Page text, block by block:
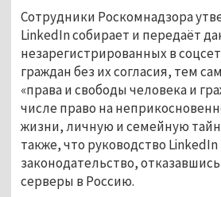
Сотрудники Роскомнадзора
LinkedIn собирает и передаёт
незарегистрированных в
граждан без их согласия, тем
«права и свободы человека и
числе право на
жизни, личную и семейную
также, что руководство
законодательство,
серверы в Россию.